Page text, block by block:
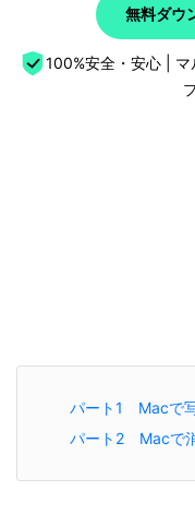
無料ダウ
100%安全・安心 |
パート1 Macで
パート2 Macで